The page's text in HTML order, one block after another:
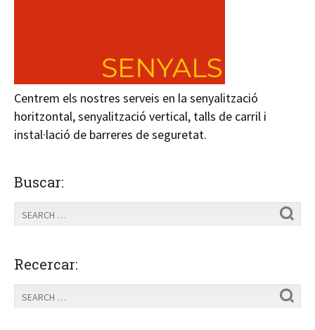
Centrem els nostres serveis en la senyalització
horitzontal, senyalització vertical, talls de carril i
instal·lació de barreres de seguretat.
Buscar:
Recercar: